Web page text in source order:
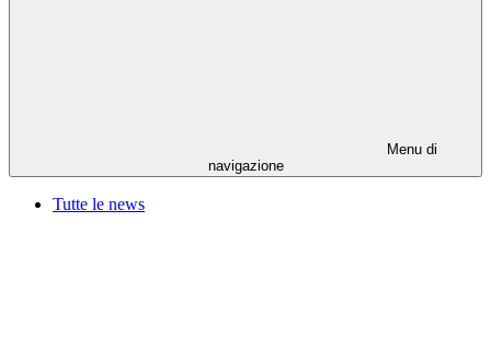
Menu di
navigazione
Tutte le news